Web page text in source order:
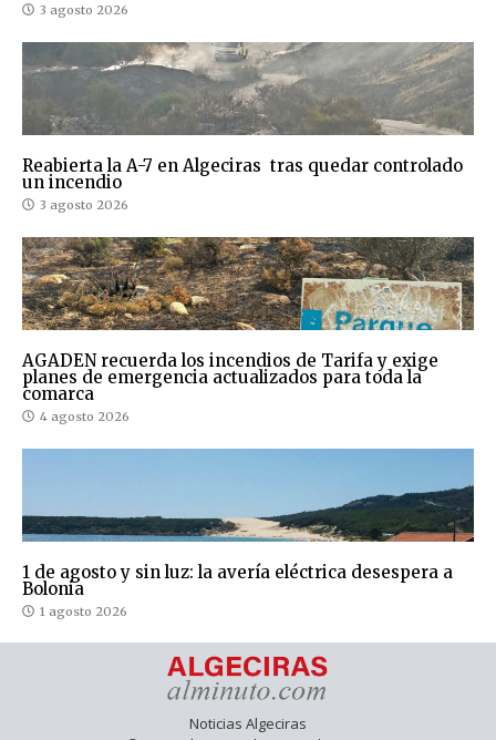
3 agosto 2026
Reabierta la A-7 en Algeciras tras quedar controlado
un incendio
3 agosto 2026
AGADEN recuerda los incendios de Tarifa y exige
planes de emergencia actualizados para toda la
comarca
4 agosto 2026
1 de agosto y sin luz: la avería eléctrica desespera a
Bolonia
1 agosto 2026
Noticias Algeciras